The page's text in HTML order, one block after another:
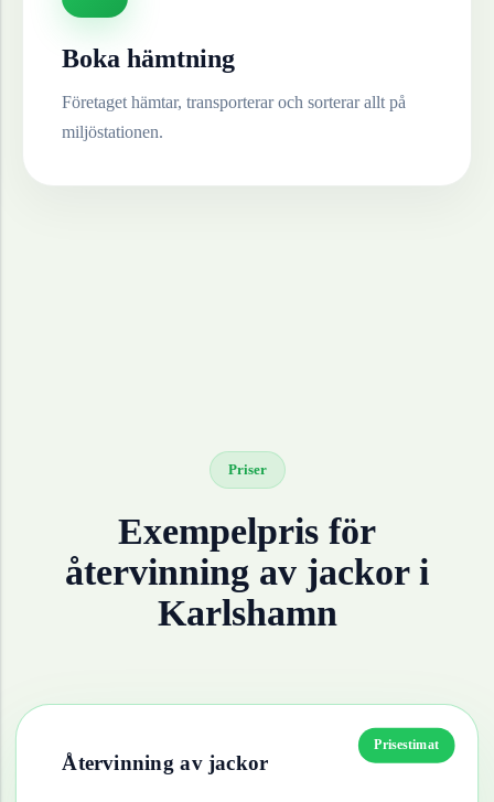
Boka hämtning
Företaget hämtar, transporterar och sorterar allt på
miljöstationen.
Priser
Exempelpris för
återvinning av jackori
Karlshamn
Prisestimat
Återvinning av jackor